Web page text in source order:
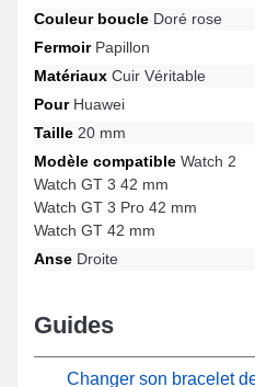
marque Huawei. Le bracelet pour
s'harmonise totalement à
Couleur boucle Doré rose
FermoirPapillon
Matériaux Cuir Véritable
PourHuawei
Taille 20 mm
Modèle compatible Watch 2
Watch GT 3 42 mm
Watch GT 3 Pro 42 mm
Watch GT 42 mm
Anse Droite
Guides
Changer son bracelet